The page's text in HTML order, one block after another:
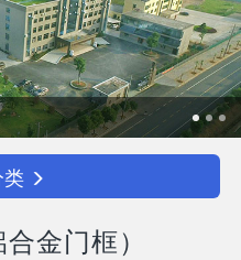
追求生命圆满
金门框）